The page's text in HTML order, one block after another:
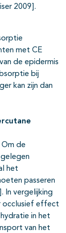
2009].
met CE
de epidermis
bij
kan zijn dan
Om de
het
passeren
In vergelijking
occlusief effect
in het
van het